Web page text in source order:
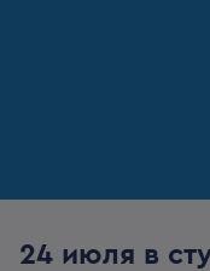
24 июля в